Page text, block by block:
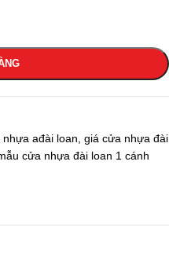
nhựa ađài loan giá cửa nhựa đài
cửa nhựa đài loan 1 cánh